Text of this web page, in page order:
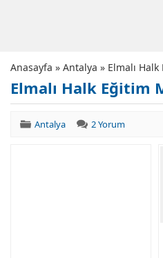
Anasayfa » Antalya » Elmalı
Elmalı Halk Eğitim
Antalya 2 Yorum